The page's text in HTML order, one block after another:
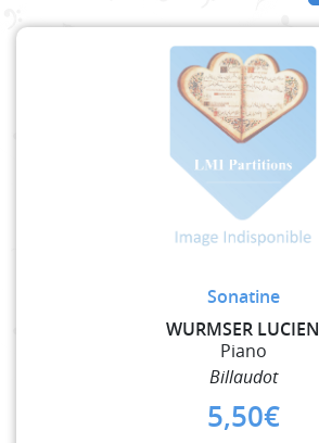
Sonatine
WURMSER LUCIEN
Piano
Billaudot
5,50€